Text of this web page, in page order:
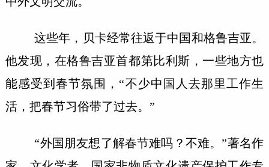
这些年，贝卡经常往返于中国和格鲁吉亚。
他发现，在格鲁吉亚首都第比利斯，一些地方也
能感受到春节氛围，“不少中国人去那里工作生
活，把春节习俗带了过去。”
“外国朋友想了解春节难吗？不难。”著名作